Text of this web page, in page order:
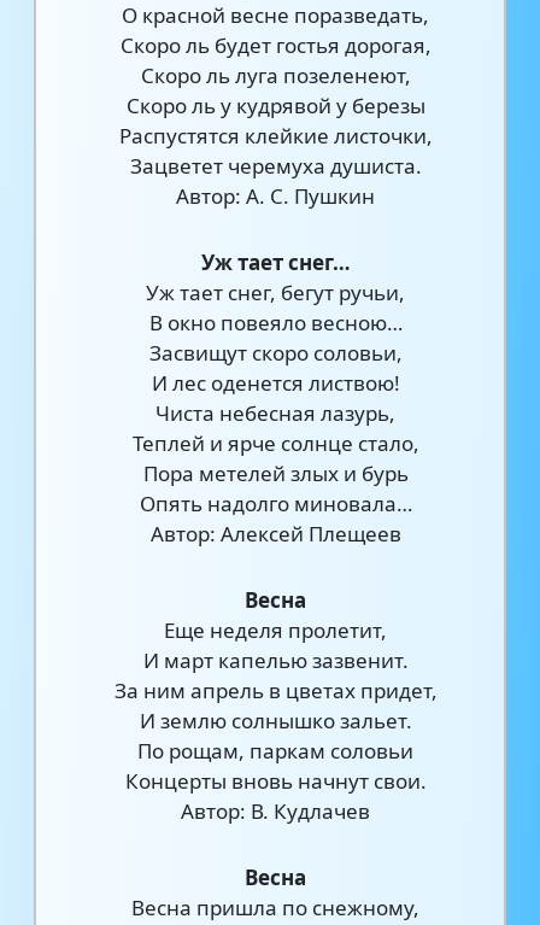
О красной весне поразведать,
Скоро ль будет гостья дорогая,
Скоро ль луга позеленеют,
Скоро ль у кудрявой у березы
Распустятся клейкие листочки,
Зацветет черемуха душиста.
Автор: А. С. Пушкин
Уж тает снег…
Уж тает снег, бегут ручьи,
В окно повеяло весною…
Засвищут скоро соловьи,
И лес оденется листвою!
Чиста небесная лазурь,
Теплей и ярче солнце стало,
Пора метелей злых и бурь
Опять надолго миновала…
Автор: Алексей Плещеев
Весна
Еще неделя пролетит,
И март капелью зазвенит.
За ним апрель в цветах придет,
И землю солнышко зальет.
По рощам, паркам соловьи
Концерты вновь начнут свои.
Автор: В. Кудлачев
Весна
Весна пришла по снежному,